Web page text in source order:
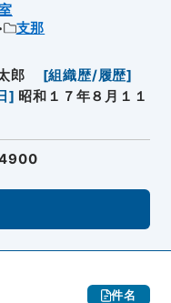
支那
郎 [組織歴/履歴]
] 昭和１７年８月１１
件名